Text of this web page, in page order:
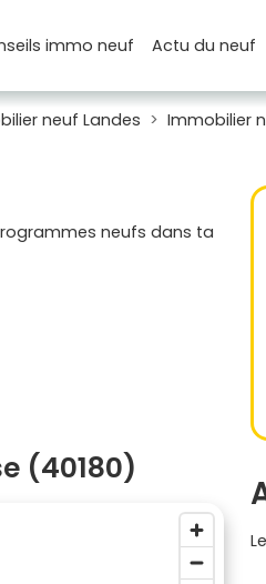
immo neuf Actudu neuf
neuf Landes Immobilier
neufs dans ta
(40180)